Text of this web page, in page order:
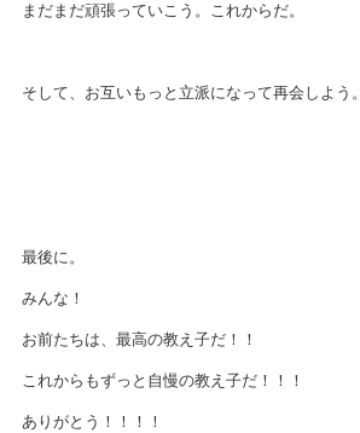
まだまだ頑張っていこう。これからだ。
そして、お互いもっと立派になって再会しよう。
最後に。
みんな！
お前たちは、最高の教え子だ！！
これからもずっと自慢の教え子だ！！！
ありがとう！！！！